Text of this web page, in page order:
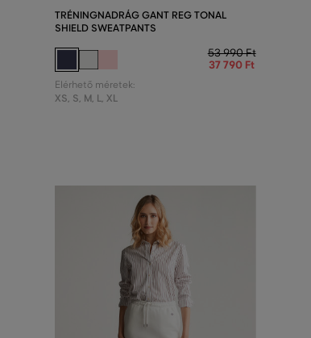
TRÉNINGNADRÁG GANT REG TONAL
SHIELD SWEATPANTS
53 990 Ft
37 790 Ft
Elérhető méretek:
XS, S, M, L, XL